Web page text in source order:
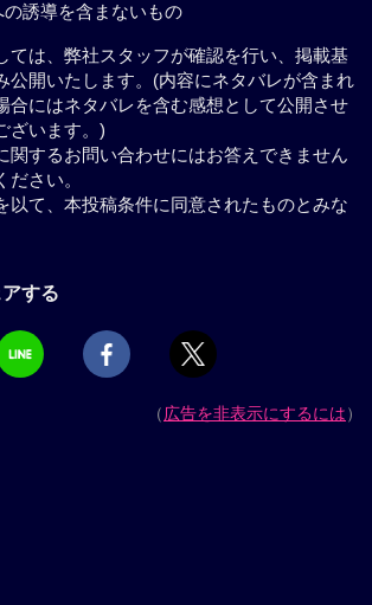
誘導を含まないもの
ては、弊社スタッフが確認を行い、掲載基
公開いたします。(内容にネタバレが含まれ
合にはネタバレを含む感想として公開させ
ざいます。)
関するお問い合わせにはお答えできません
さい。
以て、本投稿条件に同意されたものとみな
する
（広告を非表示にするには）